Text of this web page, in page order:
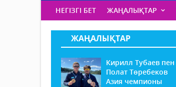
НЕГІЗГІ БЕТ ЖАҢАЛЫҚТАР
ЖАҢАЛЫҚТАР
Кирилл Тубаев пен
Полат Төребеков
Азия чемпионы